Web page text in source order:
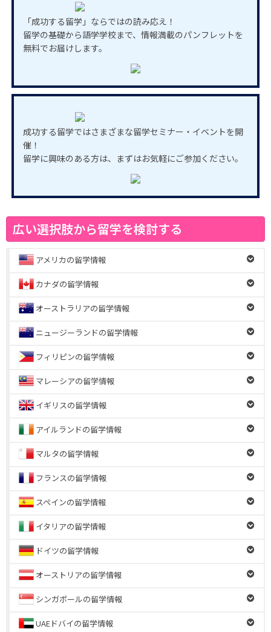
「成功する留学」ならではの読み応え！
留学の基礎から語学学校まで、情報満載のパンフレットを
無料でお届けします。
成功する留学ではさまざまな留学セミナー・イベントを開
催！
留学に興味のある方は、まずはお気軽にご参加ください。
広い選択肢から留学を検討する
アメリカの留学情報
カナダの留学情報
オーストラリアの留学情報
ニュージーランドの留学情報
フィリピンの留学情報
マレーシアの留学情報
イギリスの留学情報
アイルランドの留学情報
マルタの留学情報
フランスの留学情報
スペインの留学情報
イタリアの留学情報
ドイツの留学情報
オーストリアの留学情報
シンガポールの留学情報
UAEドバイの留学情報